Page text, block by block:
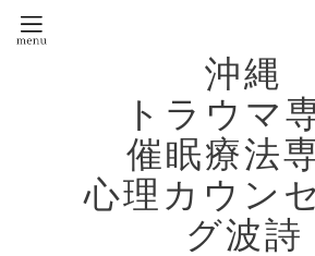
沖縄
トラウマ
催眠療法
心理カウン
グ波詩